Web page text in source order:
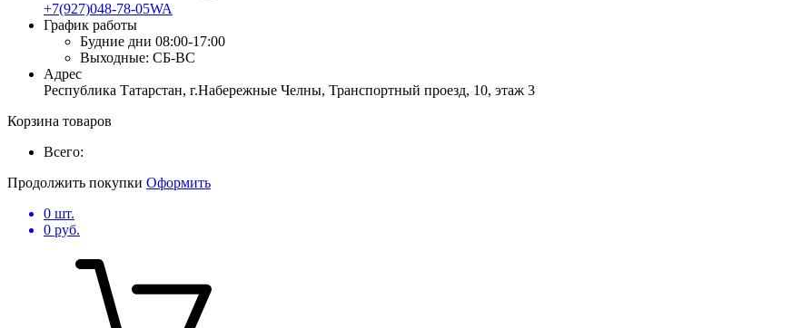
+7(927)048-78-05WA
График работы
Будние дни 08:00-17:00
Выходные: СБ-ВС
Адрес
Республика Татарстан, г.Набережные Челны, Транспортный проезд, 10, этаж 3
Корзина товаров
Всего:
Продолжить покупки Оформить
0 шт.
0 руб.